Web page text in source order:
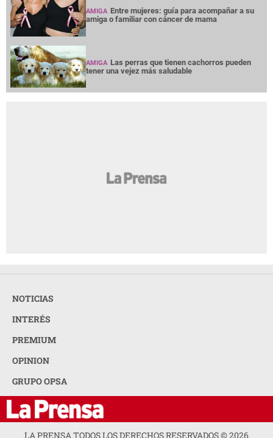
AMIGA Entre mujeres: guía para acompañar a su
amiga o familiar con cáncer de mama
AMIGA Las perras que tienen cachorros pueden
tener una vejez más saludable
NOTICIAS
INTERÉS
PREMIUM
OPINION
GRUPO OPSA
LA PRENSA TODOS LOS DERECHOS RESERVADOS ©2026